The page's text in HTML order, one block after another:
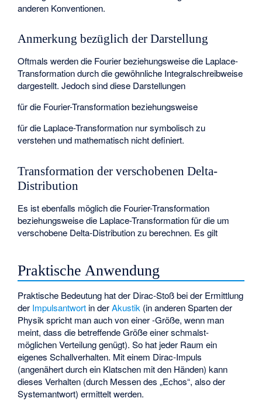
anderen Konventionen.
Anmerkung bezüglich der Darstellung
Oftmals werden die Fourier beziehungsweise die Laplace-
Transformation durch die gewöhnliche Integralschreibweise
dargestellt. Jedoch sind diese Darstellungen
für die Fourier-Transformation beziehungsweise
für die Laplace-Transformation nur symbolisch zu
verstehen und mathematisch nicht definiert.
Transformation der verschobenen Delta-
Distribution
Es ist ebenfalls möglich die Fourier-Transformation
beziehungsweise die Laplace-Transformation für die um
verschobene Delta-Distributionzu berechnen. Es gilt
Praktische Anwendung
Praktische Bedeutung hat der Dirac-Stoß bei der Ermittlung
der Impulsantwort in derAkustik (in anderen Sparten der
Physik spricht man auch von einer-Größe, wenn man
meint, dass die betreffende Größe einer schmalst-
möglichen Verteilung genügt). So hat jeder Raum ein
eigenes Schallverhalten. Mit einem Dirac-Impuls
(angenähert durch ein Klatschen mit den Händen) kann
dieses Verhalten (durch Messen des „Echos“, also der
Systemantwort) ermittelt werden.